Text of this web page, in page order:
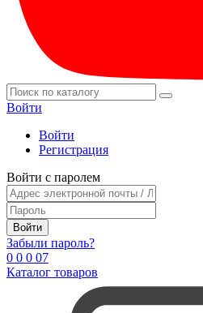
Войти
Войти
Регистрация
Войти с паролем
Войти
Забыли пароль?
0 0 0 07
Каталог товаров